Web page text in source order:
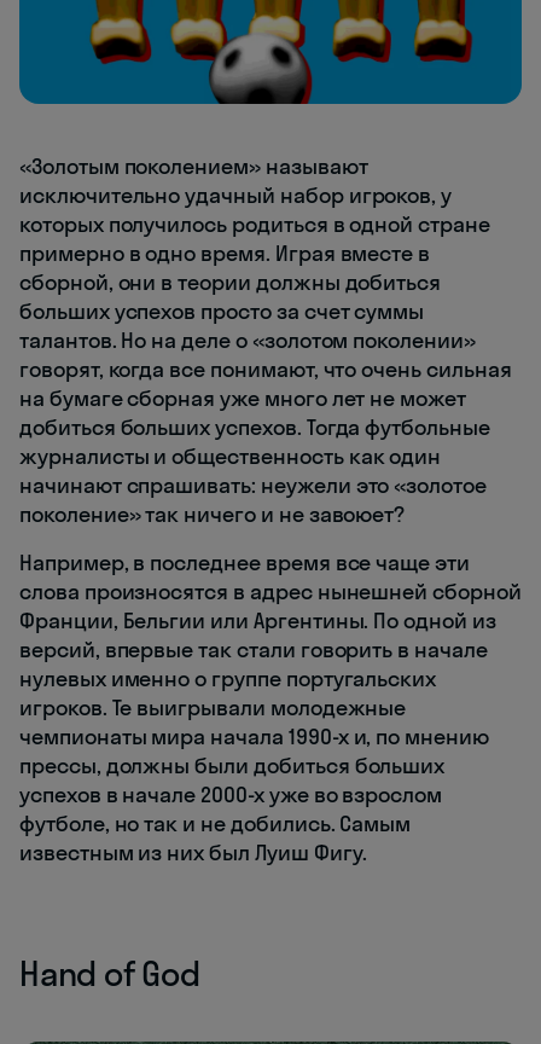
«Золотым поколением» называют
исключительно удачный набор игроков, у
которых получилось родиться в одной стране
примерно в одно время. Играя вместе в
сборной, они в теории должны добиться
больших успехов просто за счет суммы
талантов. Но на деле о «золотом поколении»
говорят, когда все понимают, что очень сильная
на бумаге сборная уже много лет не может
добиться больших успехов. Тогда футбольные
журналисты и общественность как один
начинают спрашивать: неужели это «золотое
поколение» так ничего и не завоюет?
Например, в последнее время все чаще эти
слова произносятся в адрес нынешней сборной
Франции, Бельгии или Аргентины. По одной из
версий, впервые так стали говорить в начале
нулевых именно о группе португальских
игроков. Те выигрывали молодежные
чемпионаты мира начала 1990-х и, по мнению
прессы, должны были добиться больших
успехов в начале 2000-х уже во взрослом
футболе, но так и не добились. Самым
известным из них был Луиш Фигу.
Hand of God